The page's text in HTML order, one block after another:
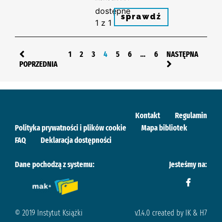
dostępne
1 z 1
sprawdź
POPRZEDNIA
1 2 3 4 5 6 … 6 NASTĘPNA
Kontakt
Regulamin
Polityka prywatności i plików cookie
Mapa bibliotek
FAQ
Deklaracja dostępności
Dane pochodzą z systemu: Jesteśmy na:
© 2019 Instytut Książki v.1.4.0 created by IK & H7